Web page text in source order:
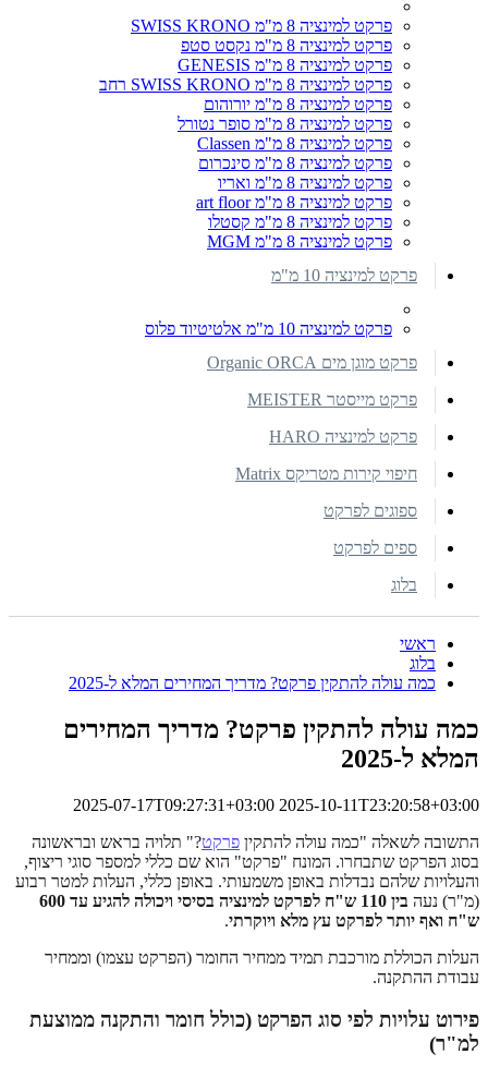
פרקט למינציה 8 מ"מ SWISS KRONO
פרקט למינציה 8 מ"מ נקסט סטפ
פרקט למינציה 8 מ"מ GENESIS
פרקט למינציה 8 מ"מ SWISS KRONO רחב
פרקט למינציה 8 מ"מ יורוהום
פרקט למינציה 8 מ"מ סופר נטורל
פרקט למינציה 8 מ"מ Classen
פרקט למינציה 8 מ"מ סינכרום
פרקט למינציה 8 מ"מ ואריו
פרקט למינציה 8 מ"מ art floor
פרקט למינציה 8 מ"מ קסטלו
פרקט למינציה 8 מ"מ MGM
פרקט למינציה 10 מ"מ
פרקט למינציה 10 מ"מ אלטיטיוד פלוס
פרקט מוגן מים Organic ORCA
פרקט מייסטר MEISTER
פרקט למינציה HARO
חיפוי קירות מטריקס Matrix
ספוגים לפרקט
ספים לפרקט
בלוג
ראשי
בלוג
כמה עולה להתקין פרקט? מדריך המחירים המלא ל-2025
כמה עולה להתקין פרקט? מדריך המחירים
המלא ל-2025
2025-07-17T09:27:31+03:00 2025-10-11T23:20:58+03:00
התשובה לשאלה "כמה עולה להתקין פרקט?" תלויה בראש ובראשונה
בסוג הפרקט שתבחרו. המונח "פרקט" הוא שם כללי למספר סוגי ריצוף,
והעלויות שלהם נבדלות באופן משמעותי. באופן כללי, העלות למטר רבוע
(מ"ר) נעה
בין 110 ש"ח לפרקט למינציה בסיסי ויכולה להגיע עד 600
ש"ח ואף יותר לפרקט עץ מלא ויוקרתי.
העלות הכוללת מורכבת תמיד ממחיר החומר (הפרקט עצמו) וממחיר
עבודת ההתקנה.
פירוט עלויות לפי סוג הפרקט (כולל חומר והתקנה ממוצעת
למ"ר)